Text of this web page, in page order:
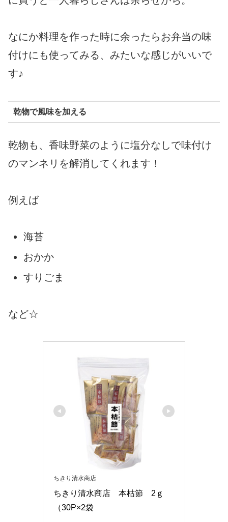
なにか料理を作った時に余ったらお弁当の味
付けにも使ってみる、みたいな感じがいいで
す♪
乾物で風味を加える
乾物も、香味野菜のように塩分なしで味付け
のマンネリを解消してくれます！
例えば
海苔
おかか
すりごま
など☆
ちきり清水商店
ちきり清水商店　本枯節　2ｇ
（30P×2袋